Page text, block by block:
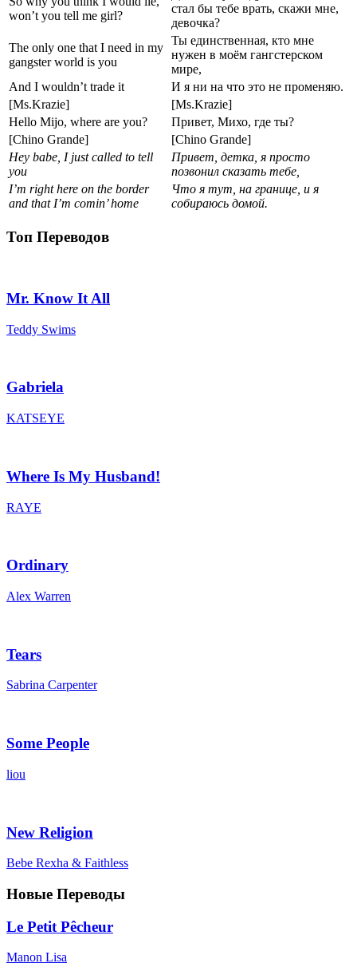
won’t you tell me girl?
стал бы тебе врать, скажи мне,
девочка?
The only one that I need in my
gangster world is you
Ты единственная, кто мне
нужен в моём гангстерском
мире,
And I wouldn’t trade it
И я ни на что это не променяю.
[Ms.Krazie]
[Ms.Krazie]
Hello Mijo, where are you?
Привет, Михо, где ты?
[Chino Grande]
[Chino Grande]
Hey babe, I just called to tell
you
Привет, детка, я просто
позвонил сказать тебе,
I’m right here on the border
and that I’m comin’ home
Что я тут, на границе, и я
собираюсь домой.
Топ Переводов
Mr. Know It All
Teddy Swims
Gabriela
KATSEYE
Where Is My Husband!
RAYE
Ordinary
Alex Warren
Tears
Sabrina Carpenter
Some People
liou
New Religion
Bebe Rexha & Faithless
Новые Переводы
Le Petit Pêcheur
Manon Lisa